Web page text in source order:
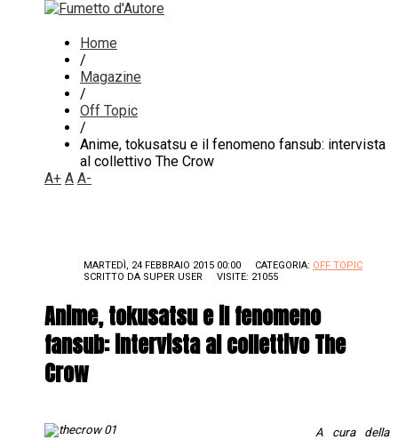
Home
/
Magazine
/
Off Topic
/
Anime, tokusatsu e il fenomeno fansub: intervista
al collettivo The Crow
A+ A A-
MARTEDÌ, 24 FEBBRAIO 2015 00:00 CATEGORIA: OFF TOPIC
SCRITTO DA SUPER USER VISITE: 21055
Anime, tokusatsu e il fenomeno
fansub: intervista al collettivo The
Crow
A cura della